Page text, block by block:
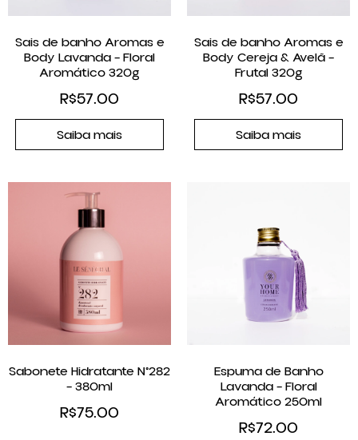
Sais de banho Aromas e
Body Lavanda – Floral
Aromático 320g
R$57.00
Saiba mais
Sais de banho Aromas e
Body Cereja & Avelã –
Frutal 320g
R$57.00
Saiba mais
Sabonete Hidratante N°282
– 380ml
R$75.00
Espuma de Banho
Lavanda – Floral
Aromático 250ml
R$72.00